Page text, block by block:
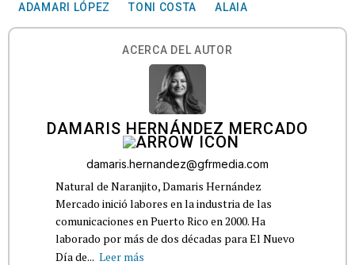
ADAMARI LÓPEZ TONI COSTA ALAIA
ACERCA DEL AUTOR
DAMARIS HERNÁNDEZ MERCADO
damaris.hernandez@gfrmedia.com
Natural de Naranjito, Damaris Hernández
Mercado inició labores en la industria de las
comunicaciones en Puerto Rico en 2000. Ha
laborado por más de dos décadas para El Nuevo
Día de... Leer más